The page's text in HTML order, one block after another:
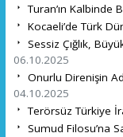
Turan’ın Kalbinde
Kocaeli’de Türk
Sessiz Çığlık,
06.10.2025
Onurlu Direnişin
04.10.2025
Terörsüz Türkiye
Sumud Filosu’na